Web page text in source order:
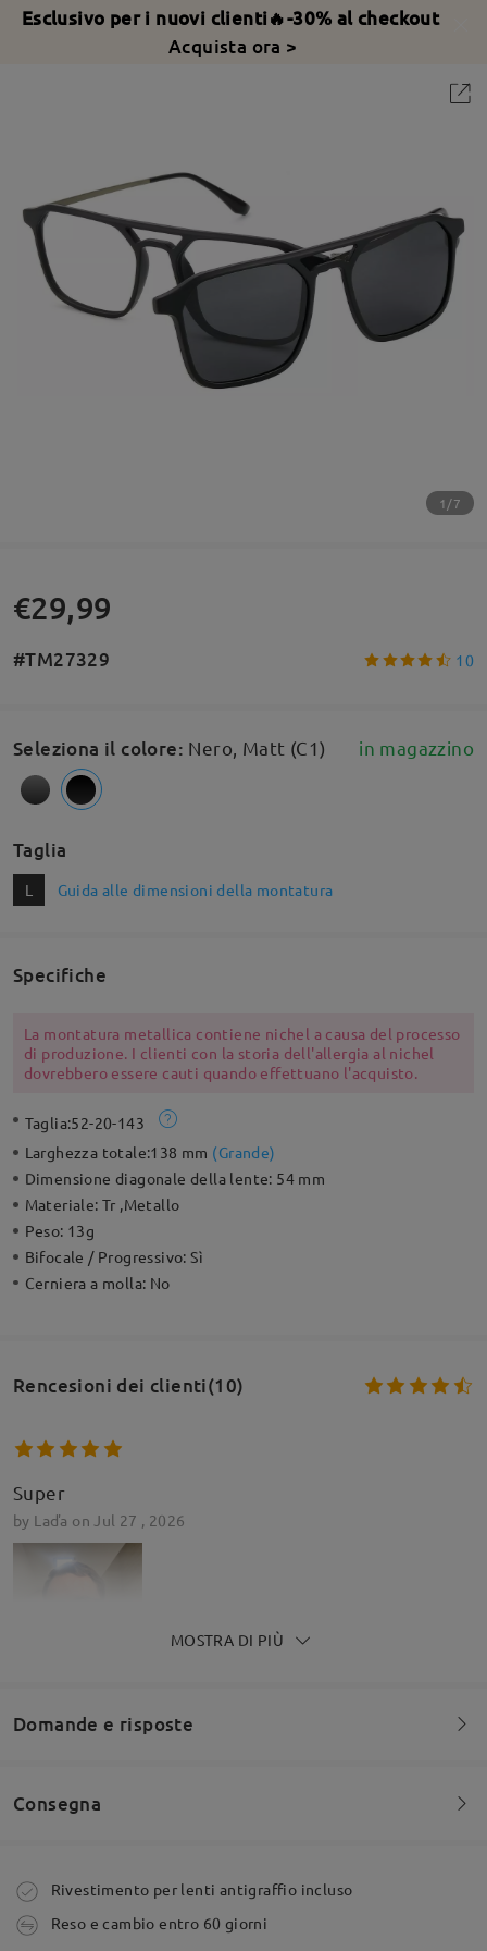
Esclusivo per i nuovi clienti🔥-30% al checkout
Acquista ora >
1/7
€29,99
#TM27329 10
Seleziona il colore: Nero, Matt (C1) in magazzino
Taglia
L Guida alle dimensioni della montatura
Specifiche
La montatura metallica contiene nichel a causa del processo
di produzione. I clienti con la storia dell'allergia al nichel
dovrebbero essere cauti quando effettuano l'acquisto.
Taglia:52-20-143
Larghezza totale:138 mm (Grande)
Dimensione diagonale della lente: 54 mm
Materiale:Tr ,Metallo
Peso: 13g
Bifocale / Progressivo:Sì
Cerniera a molla: No
Rencesioni dei clienti(10)
Super
by Laďa on Jul 27 , 2026
Firmoo'sreply Jul 2 , 2026
MOSTRA DI PIÙ
Domande e risposte
Siete invitati a lasciare qualsiasi commento sulla montatura.
Consegna
Ordine effettuato
Rivestimento per lenti antigraffio incluso
Reso e cambio entro 60 giorni